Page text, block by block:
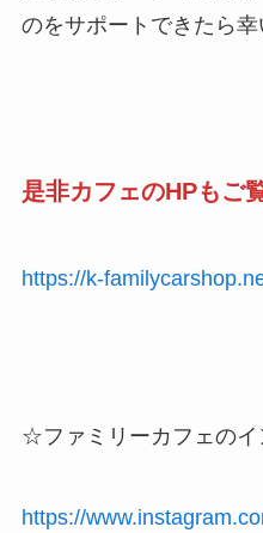
のをサポートできたら幸
是非カフェのHPもご
https://k-
☆ファミリーカフェのイ
https://